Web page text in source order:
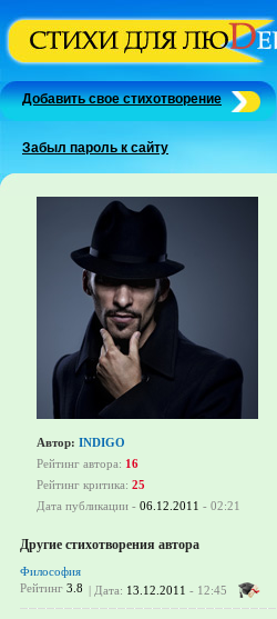
Добавить свое стихотворение
Забыл пароль к сайту
Автор: INDIGO
Рейтинг автора: 16
Рейтинг критика: 25
Дата публикации - 06.12.2011 - 02:21
Другие стихотворения автора
Философия
Рейтинг 3.8 | Дата: 13.12.2011 - 12:45